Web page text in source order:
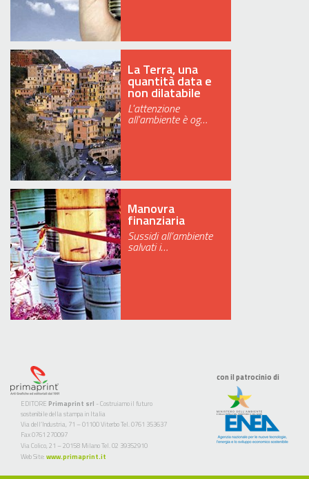
La Terra, una
quantità data e
non dilatabile
L'attenzione
all'ambiente è og…
Manovra
finanziaria
Sussidi all’ambiente
salvati i…
EDITORE Primaprint srl - Costruiamo il futuro
sostenibile della stampa in Italia
Via dell’Industria, 71 – 01100 Viterbo Tel. 0761 353637
Fax 0761 270097
Via Colico, 21 – 20158 Milano Tel. 02 39352910
Web Site: www.primaprint.it
con il patrocinio di